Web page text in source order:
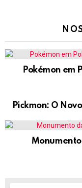
Pokémon em
Pickmon: O
Monumento